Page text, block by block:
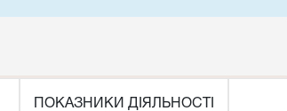
ПОКАЗНИКИ ДІЯЛЬНОСТІ